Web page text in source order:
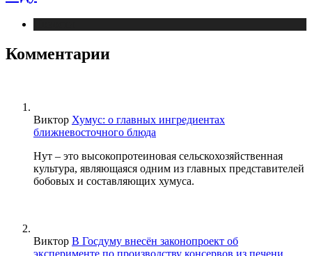
Комментарии
Виктор Хумус: о главных ингредиентах
ближневосточного блюда
Нут – это высокопротеиновая сельскохозяйственная
культура, являющаяся одним из главных представителей
бобовых и составляющих хумуса.
Виктор В Госдуму внесён законопроект об
эксперименте по производству консервов из печени